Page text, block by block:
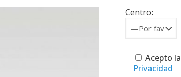
Centro:
Acepto la
Privacidad